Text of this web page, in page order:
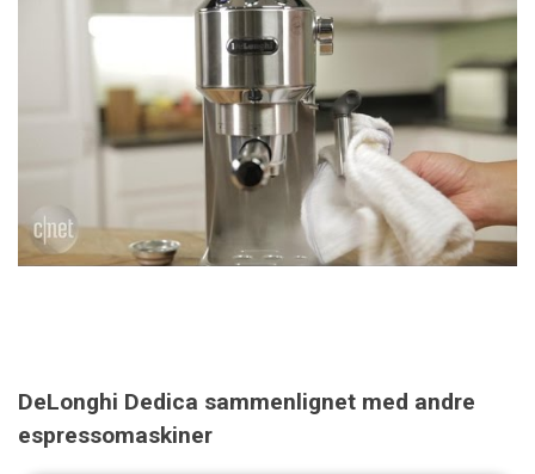
DeLonghi Dedica sammenlignet med andre
espressomaskiner